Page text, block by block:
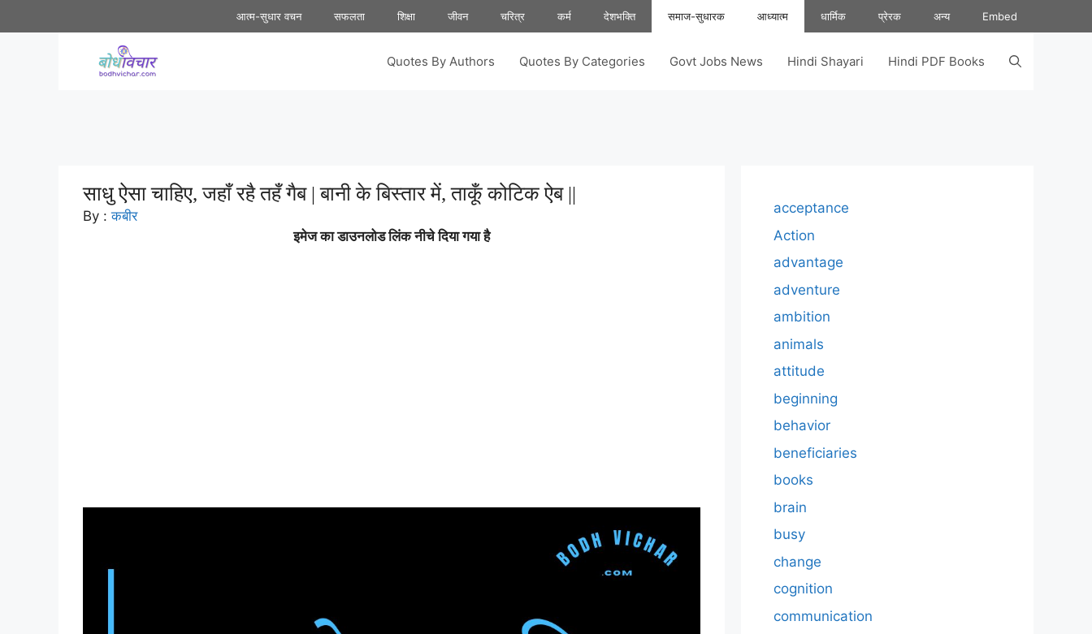
to
आत्म-सुधार वचन सफलता शिक्षा जीवन चरित्र कर्म देशभक्ति समाज-सुधारक आध्यात्म धार्मिक प्रेरक अन्य Embed
Quotes By Authors Quotes By Categories Govt Jobs News Hindi Shayari Hindi PDF Books
साधु ऐसा चाहिए, जहाँ रहै तहँ गैब | बानी के बिस्तार में, ताकूँ कोटिक ऐब ||
By :कबीर
इमेज का डाउनलोड लिंक नीचे दिया गया है
acceptance
Action
advantage
adventure
ambition
animals
attitude
beginning
behavior
beneficiaries
books
brain
busy
change
cognition
communication